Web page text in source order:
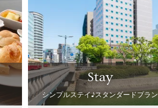
stay
シンプルステイ♪スタンダードプラン